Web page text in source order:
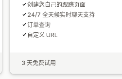
创建您自己的跟踪页面
24/7 全天候实时聊天支持
订单查询
自定义 URL
3 天免费试用